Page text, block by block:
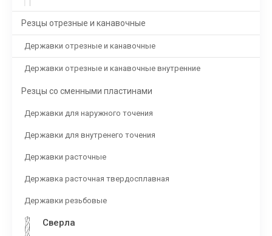
Резцы отрезные и канавочные
Державки отрезные и канавочные
Державки отрезные и канавочные внутренние
Резцы со сменными пластинами
Державки для наружного точения
Державки для внутренего точения
Державки расточные
Державка расточная твердосплавная
Державки резьбовые
Сверла